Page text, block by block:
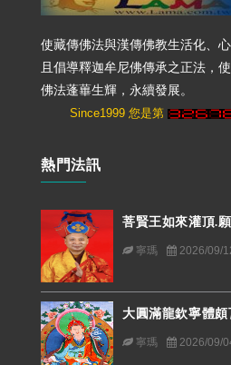
使藏傳佛法與漢傳佛教生活化、
且倡導釋迦牟尼佛傳承之正法，
佛法蓬蓽生輝，永續發展。
Since1999 您是第
熱門法訊
菩賢王如來灌頂.
寧瑪 2026/09/
大圓滿龍欽寧體
寧瑪 2026/09/